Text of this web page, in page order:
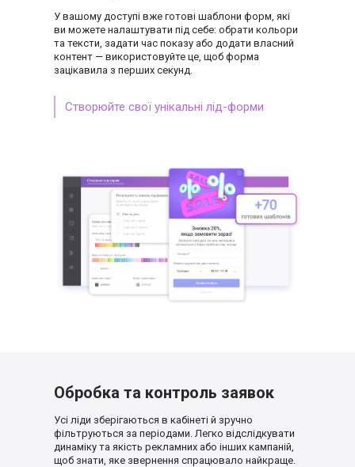
У вашому доступі вже готові шаблони форм, які
ви можете налаштувати під себе: обрати кольори
та тексти, задати час показу або додати власний
контент — використовуйте це, щоб форма
зацікавила з перших секунд.
Створюйте свої унікальні лід-форми
Обробка та контроль заявок
Усі ліди зберігаються в кабінеті й зручно
фільтруються за періодами. Легко відслідкувати
динаміку та якість рекламних або інших кампаній,
щоб знати, яке звернення спрацювало найкраще.